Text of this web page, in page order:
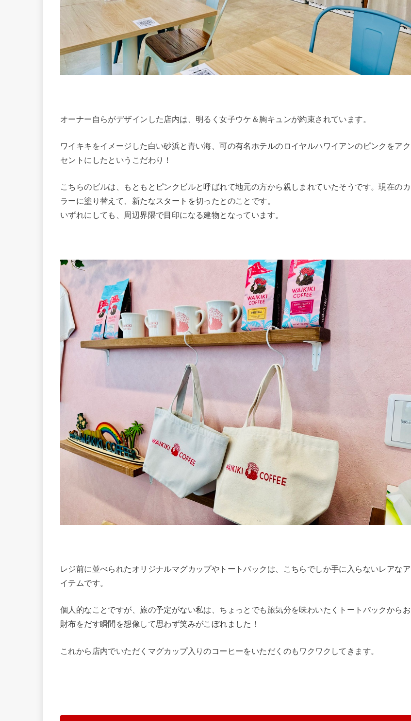
オーナー自らがデザインした店内は、明るく女子ウケ＆胸キュンが約束されています。
ワイキキをイメージした白い砂浜と青い海、可の有名ホテルのロイヤルハワイアンのピンクをアク
セントにしたというこだわり！
こちらのビルは、もともとピンクビルと呼ばれて地元の方から親しまれていたそうです。現在のカ
ラーに塗り替えて、新たなスタートを切ったとのことです。
いずれにしても、周辺界隈で目印になる建物となっています。
レジ前に並べられたオリジナルマグカップやトートバックは、こちらでしか手に入らないレアなア
イテムです。
個人的なことですが、旅の予定がない私は、ちょっとでも旅気分を味わいたくトートバックからお
財布をだす瞬間を想像して思わず笑みがこぼれました！
これから店内でいただくマグカップ入りのコーヒーをいただくのもワクワクしてきます。